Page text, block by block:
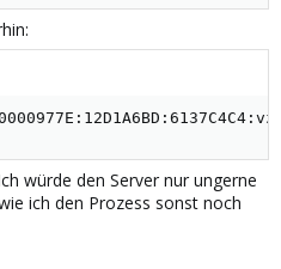
würde den Server nur ungerne
ich den Prozess sonst noch